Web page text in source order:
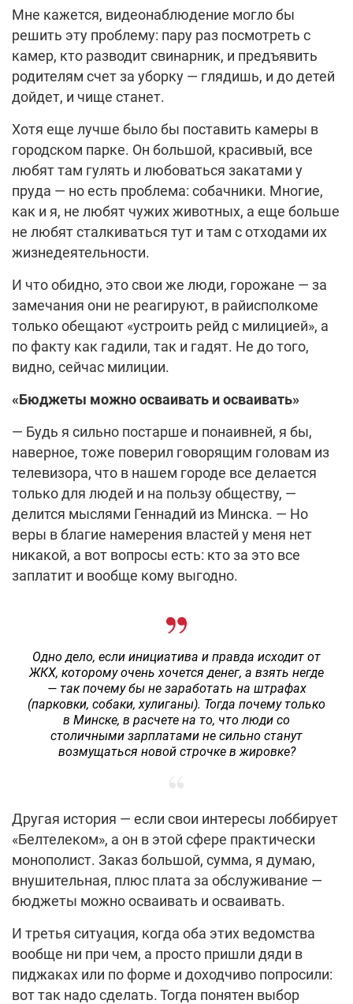
Мне кажется, видеонаблюдение могло бы
решить эту проблему: пару раз посмотреть с
камер, кто разводит свинарник, и предъявить
родителям счет за уборку — глядишь, и до детей
дойдет, и чище станет.
Хотя еще лучше было бы поставить камеры в
городском парке. Он большой, красивый, все
любят там гулять и любоваться закатами у
пруда — но есть проблема: собачники. Многие,
как и я, не любят чужих животных, а еще больше
не любят сталкиваться тут и там с отходами их
жизнедеятельности.
И что обидно, это свои же люди, горожане — за
замечания они не реагируют, в райисполкоме
только обещают «устроить рейд с милицией», а
по факту как гадили, так и гадят. Не до того,
видно, сейчас милиции.
«Бюджеты можно осваивать и осваивать»
— Будь я сильно постарше и понаивней, я бы,
наверное, тоже поверил говорящим головам из
телевизора, что в нашем городе все делается
только для людей и на пользу обществу, —
делится мыслями Геннадий из Минска. — Но
веры в благие намерения властей у меня нет
никакой, а вот вопросы есть: кто за это все
заплатит и вообще кому выгодно.
Одно дело, если инициатива и правда исходит от
ЖКХ, которому очень хочется денег, а взять негде
— так почему бы не заработать на штрафах
(парковки, собаки, хулиганы). Тогда почему только
в Минске, в расчете на то, что люди со
столичными зарплатами не сильно станут
возмущаться новой строчке в жировке?
Другая история — если свои интересы лоббирует
«Белтелеком», а он в этой сфере практически
монополист. Заказ большой, сумма, я думаю,
внушительная, плюс плата за обслуживание —
бюджеты можно осваивать и осваивать.
И третья ситуация, когда оба этих ведомства
вообще ни при чем, а просто пришли дяди в
пиджаках или по форме и доходчиво попросили:
вот так надо сделать. Тогда понятен выбор